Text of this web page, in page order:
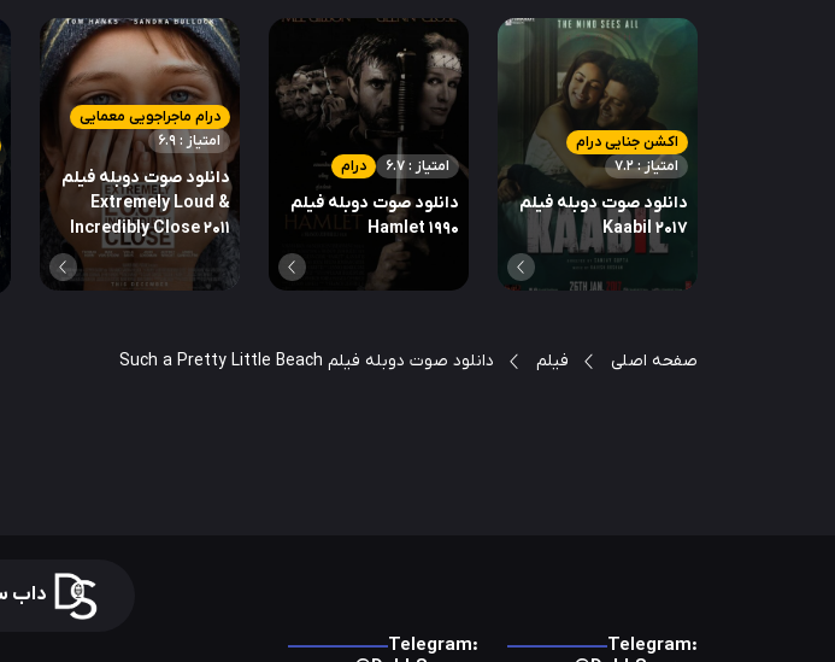
اکشن جنایی درام
امتیاز : 7.2
دانلود صوت دوبله فیلم
Kaabil 2017
درام امتیاز : 6.7
دانلود صوت دوبله فیلم
Hamlet 1990
درام ماجراجویی معمایی
امتیاز : 6.9
دانلود صوت دوبله فیلم
Extremely Loud &
Incredibly Close 2011
صفحه اصلی فیلم دانلود صوت دوبله فیلم Such a Pretty Little Beach
داب
Telegram:
Telegram: